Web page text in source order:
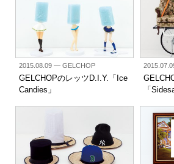
2015.08.09— GELCHOP
GELCHOPのレッツD.I.Y.「Ice
Candies」
「